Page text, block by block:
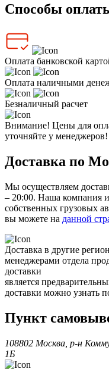
Способы
Оплата банковской
Оплата наличными
Безналичный расчет
Внимание! Цены для
уточняйте у менеджеров!
Доставка по
Мы осуществляем
– 20:00. Наша компания
собственных грузовых
вы можете на данной
Доставка в другие
менеджерами отдела
доставки
является
доставки можно узнать
Пункт
108802 Москва, р-н
1Б